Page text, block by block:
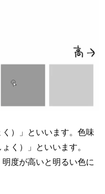
）」といいます。色味
く）」といいます。
度が高いと明るい色に